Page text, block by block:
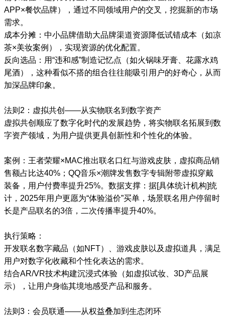
APP×餐饮品牌），通过不同领域用户的交叉，挖掘新的市场
需求。
成本分摊：中小品牌借助大品牌渠道资源降低试错成本（如凉
茶×美妆案例），实现资源的优化配置。
反向选品：用“违和感”制造记忆点（如火锅味牙膏、花露水鸡
尾酒），这种看似不搭的组合往往能吸引用户的好奇心，从而
加深品牌印象。
法则2：虚拟共创——从实物联名到数字资产
虚拟共创顺应了数字化时代的发展趋势，将实物联名拓展到数
字资产领域，为用户提供更具创新性和个性化的体验。
案例：王者荣耀×MAC推出联名口红与游戏皮肤，虚拟商品销
售额占比达40%；QQ音乐×潮牌发售数字专辑附带虚拟穿戴
装备，用户付费率提升25%。数据支撑：据[具体统计机构]统
计，2025年用户更愿为“体验溢价”买单，场景联名用户停留时
长是产品联名的3倍，二次传播率提升40%。
执行策略：
开发联名数字藏品（如NFT）、游戏皮肤以及虚拟道具，满足
用户对数字化收藏和个性化表达的需求。
结合AR/VR技术构建沉浸式体验（如虚拟试妆、3D产品展
示），让用户身临其境地感受产品和服务。
法则3：会员联通——从权益叠加到生态闭环